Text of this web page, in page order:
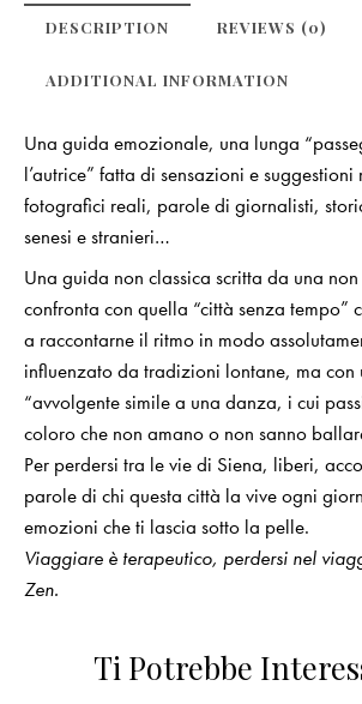
DESCRIPTION REVIEWS (0)
ADDITIONAL INFORMATION
Una guida emozionale, una lunga
l’autrice” fatta di sensazioni e suggestioni
fotografici reali, parole di giornalisti,
senesi e stranieri…
Una guida non classica scritta da una non
confronta con quella “città senza tempo”
a raccontarne il ritmo in modo
influenzato da tradizioni lontane, ma con
“avvolgente simile a una danza, i cui
coloro che non amano o non sanno
Per perdersi tra le vie di Siena, liberi,
parole di chi questa città la vive ogni
emozioni che ti lascia sotto la pelle.
Viaggiare è terapeutico, perdersi nel
Zen.
Ti Potrebbe